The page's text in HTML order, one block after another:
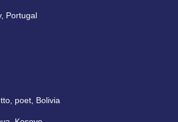
Portugal
poet, Bolivia